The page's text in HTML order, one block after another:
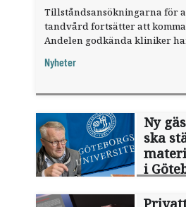
Tillståndsansökningarna för
tandvård fortsätter att
Andelen godkända kliniker
Nyheter
Ny
ska
i